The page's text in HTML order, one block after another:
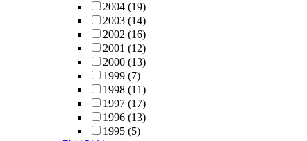
2004 (19)
2003 (14)
2002 (16)
2001 (12)
2000 (13)
1999 (7)
1998 (11)
1997 (17)
1996 (13)
1995 (5)